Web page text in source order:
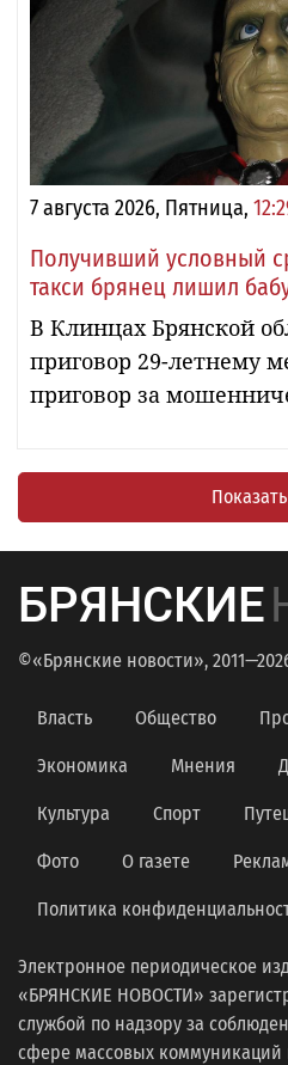
7 августа 2026, Пятница,
Получивший условный
такси брянец лишил
В Клинцах Брянской
приговор 29-летнему
приговор за
БРЯНСКИЕ
©«Брянские новости»,
Власть Общество
Экономика Мнения
Культура Спорт
Фото О газете
Политика
Электронное периодическое
«БРЯНСКИЕ НОВОСТИ»
службой по надзору за
сфере массовых коммуникаций